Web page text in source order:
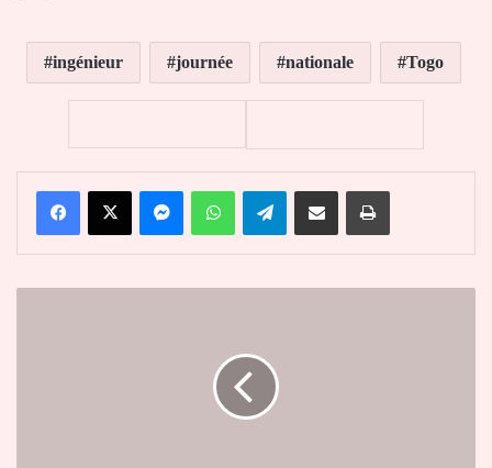
ingénieur journée nationale Togo
FacebookX MessengerWhatsAppTelegramPartager par email Imprimer